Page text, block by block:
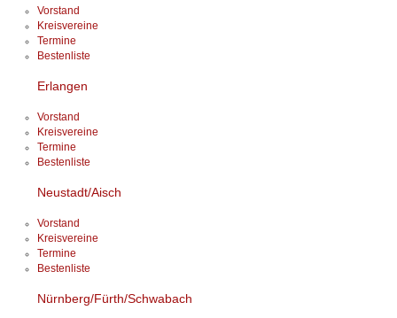
Vorstand
Kreisvereine
Termine
Bestenliste
Erlangen
Vorstand
Kreisvereine
Termine
Bestenliste
Neustadt/Aisch
Vorstand
Kreisvereine
Termine
Bestenliste
Nürnberg/Fürth/Schwabach